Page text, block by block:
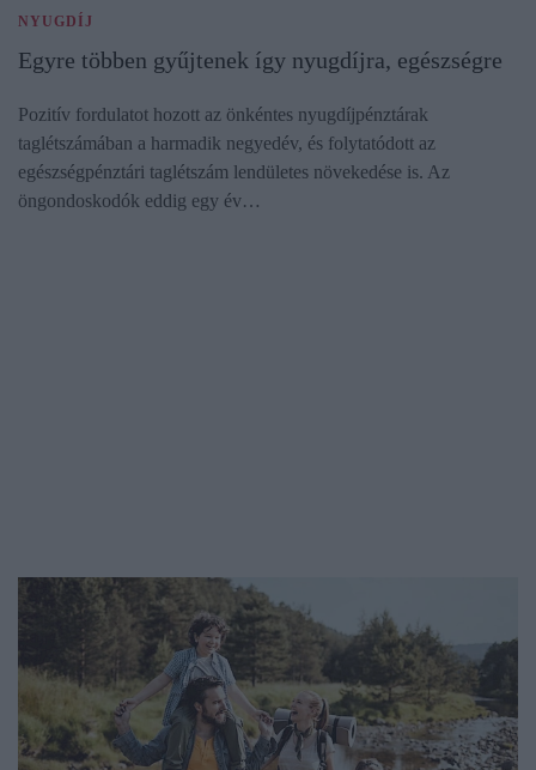
NYUGDÍJ
Egyre többen gyűjtenek így nyugdíjra, egészségre
Pozitív fordulatot hozott az önkéntes nyugdíjpénztárak
taglétszámában a harmadik negyedév, és folytatódott az
egészségpénztári taglétszám lendületes növekedése is. Az
öngondoskodók eddig egy év…